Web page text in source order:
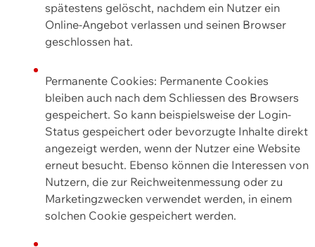
spätestens gelöscht, nachdem ein Nutzer ein
Online-Angebot verlassen und seinen Browser
geschlossen hat.
Permanente Cookies: Permanente Cookies
bleiben auch nach dem Schliessen des Browsers
gespeichert. So kann beispielsweise der Login-
Status gespeichert oder bevorzugte Inhalte direkt
angezeigt werden, wenn der Nutzer eine Website
erneut besucht. Ebenso können die Interessen von
Nutzern, die zur Reichweitenmessung oder zu
Marketingzwecken verwendet werden, in einem
solchen Cookie gespeichert werden.